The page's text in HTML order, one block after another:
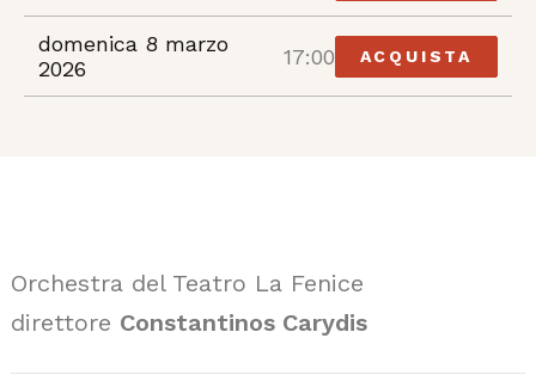
domenica 8 marzo
2026
17:00 ACQUISTA
Orchestra del Teatro La Fenice
direttore Constantinos Carydis